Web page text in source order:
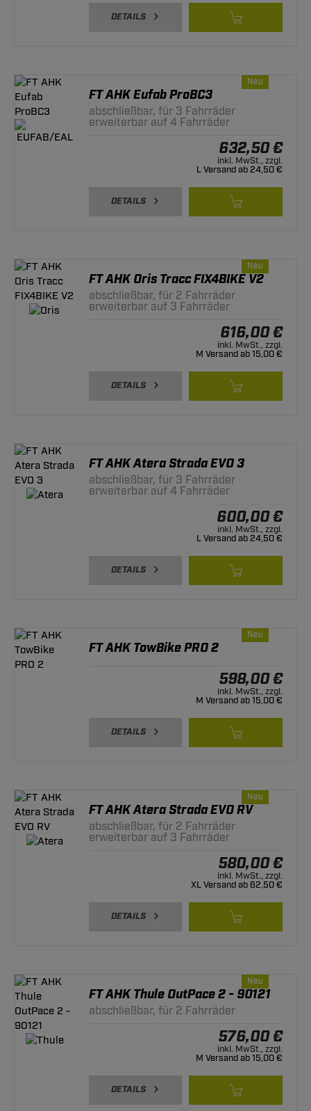
DETAILS
Neu
FT AHK Eufab ProBC3
abschließbar, für 3 Fahrräder
erweiterbar auf 4 Fahrräder
632,50 €
inkl. MwSt., zzgl.
L Versand ab 24,50 €
DETAILS
Neu
FT AHK Oris Tracc FIX4BIKE V2
abschließbar, für 2 Fahrräder
erweiterbar auf 3 Fahrräder
616,00 €
inkl. MwSt., zzgl.
M Versand ab 15,00 €
DETAILS
FT AHK Atera Strada EVO 3
abschließbar, für 3 Fahrräder
erweiterbar auf 4 Fahrräder
600,00 €
inkl. MwSt., zzgl.
L Versand ab 24,50 €
DETAILS
Neu
FT AHK TowBike PRO 2
598,00 €
inkl. MwSt., zzgl.
M Versand ab 15,00 €
DETAILS
Neu
FT AHK Atera Strada EVO RV
abschließbar, für 2 Fahrräder
erweiterbar auf 3 Fahrräder
580,00 €
inkl. MwSt., zzgl.
XL Versand ab 62,50 €
DETAILS
Neu
FT AHK Thule OutPace 2 - 90121
abschließbar, für 2 Fahrräder
576,00 €
inkl. MwSt., zzgl.
M Versand ab 15,00 €
DETAILS